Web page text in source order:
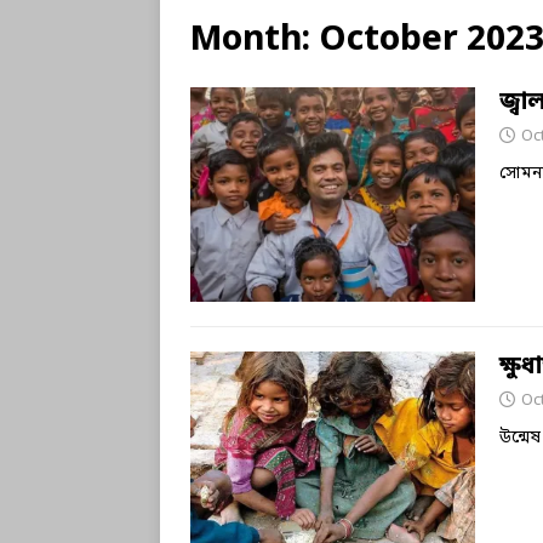
Month: October 2023
উন্মেষ